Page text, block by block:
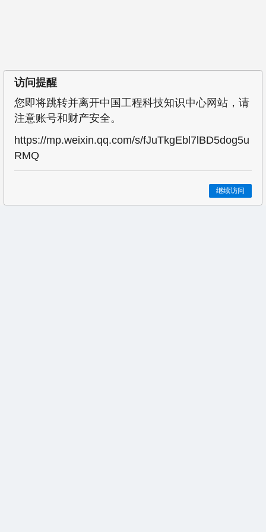
访问提醒
您即将跳转并离开中国工程科技知识中心网站，请
注意账号和财产安全。
https://mp.weixin.qq.com/s/fJuTkgEbl7lBD5dog5u
RMQ
继续访问